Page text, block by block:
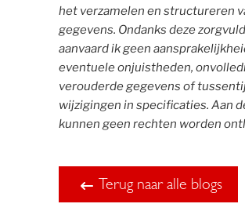
het verzamelen en structureren
gegevens. Ondanks deze
aanvaard ik geen
eventuele onjuistheden,
verouderde gegevens of
wijzigingen in specificaties. Aan
kunnen geen rechten worden
Terug naar alle blogs